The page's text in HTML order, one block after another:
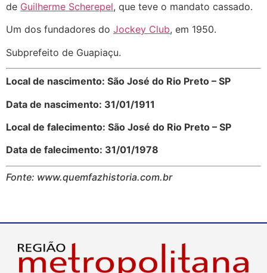
de Guilherme Scherepel, que teve o mandato cassado.
Um dos fundadores do Jockey Club, em 1950.
Subprefeito de Guapiaçu.
Local de nascimento: São José do Rio Preto – SP
Data de nascimento: 31/01/1911
Local de falecimento: São José do Rio Preto – SP
Data de falecimento: 31/01/1978
Fonte: www.quemfazhistoria.com.br